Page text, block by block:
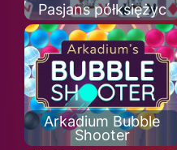
Pasjans półksiężyc
Arkadium Bubble
Shooter